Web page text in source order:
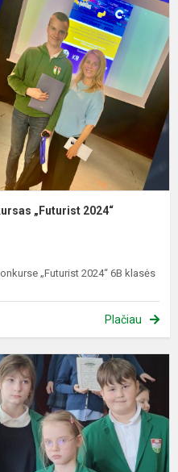
„Futurist 2024“
„Futurist 2024“ 6B klasės
Plačiau